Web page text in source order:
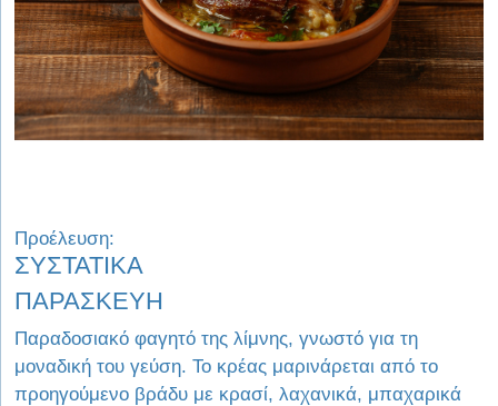
Προέλευση:
ΣΥΣΤΑΤΙΚΑ
ΠΑΡΑΣΚΕΥΗ
Παραδοσιακό φαγητό της λίμνης, γνωστό για τη
μοναδική του γεύση. Το κρέας μαρινάρεται από το
προηγούμενο βράδυ με κρασί, λαχανικά, μπαχαρικά